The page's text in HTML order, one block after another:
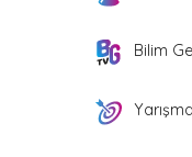
Bilim